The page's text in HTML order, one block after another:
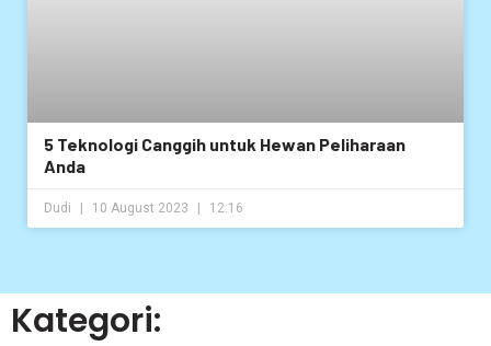
5 Teknologi Canggih untuk Hewan Peliharaan
Anda
Dudi 10 August 2023 12:16
Kategori: